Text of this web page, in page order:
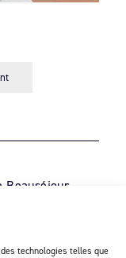
technologies telles que
Beauséjour
Sèvremoine